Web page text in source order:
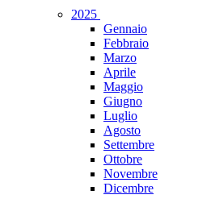
2025
Gennaio
Febbraio
Marzo
Aprile
Maggio
Giugno
Luglio
Agosto
Settembre
Ottobre
Novembre
Dicembre